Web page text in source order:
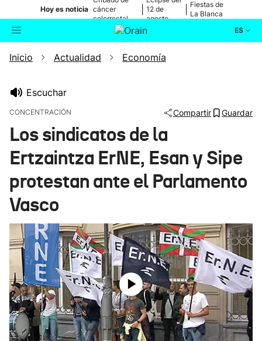
Hoy es noticia cáncer
colorrectal
12 de
agosto
Fiestas de
La Blanca
ES
Buscador Actualidad
Ikusmiran
Eguraldia
Inicio Actualidad Economía
Escuchar
CONCENTRACIÓN Compartir Guardar
Los sindicatos de la
Ertzaintza ErNE, Esan y Sipe
protestan ante el Parlamento
Vasco